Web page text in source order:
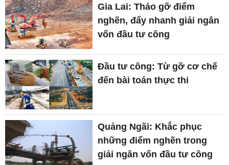
Gia Lai: Tháo gỡ điểm
nghẽn, đẩy nhanh giải ngân
vốn đầu tư công
Đầu tư công: Từ gỡ cơ chế
đến bài toán thực thi
Quảng Ngãi: Khắc phục
những điểm nghẽn trong
giải ngân vốn đầu tư công